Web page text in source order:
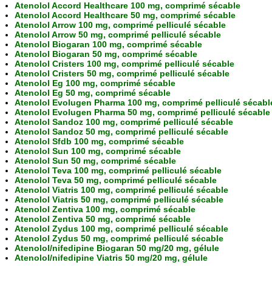
Atenolol Accord Healthcare 100 mg, comprimé sécable
Atenolol Accord Healthcare 50 mg, comprimé sécable
Atenolol Arrow 100 mg, comprimé pelliculé sécable
Atenolol Arrow 50 mg, comprimé pelliculé sécable
Atenolol Biogaran 100 mg, comprimé sécable
Atenolol Biogaran 50 mg, comprimé sécable
Atenolol Cristers 100 mg, comprimé pelliculé sécable
Atenolol Cristers 50 mg, comprimé pelliculé sécable
Atenolol Eg 100 mg, comprimé sécable
Atenolol Eg 50 mg, comprimé sécable
Atenolol Evolugen Pharma 100 mg, comprimé pelliculé
Atenolol Evolugen Pharma 50 mg, comprimé pelliculé sécable
Atenolol Sandoz 100 mg, comprimé pelliculé sécable
Atenolol Sandoz 50 mg, comprimé pelliculé sécable
Atenolol Sfdb 100 mg, comprimé sécable
Atenolol Sun 100 mg, comprimé sécable
Atenolol Sun 50 mg, comprimé sécable
Atenolol Teva 100 mg, comprimé pelliculé sécable
Atenolol Teva 50 mg, comprimé pelliculé sécable
Atenolol Viatris 100 mg, comprimé pelliculé sécable
Atenolol Viatris 50 mg, comprimé pelliculé sécable
Atenolol Zentiva 100 mg, comprimé sécable
Atenolol Zentiva 50 mg, comprimé sécable
Atenolol Zydus 100 mg, comprimé pelliculé sécable
Atenolol Zydus 50 mg, comprimé pelliculé sécable
Atenolol/nifedipine Biogaran 50 mg/20 mg, gélule
Atenolol/nifedipine Viatris 50 mg/20 mg, gélule